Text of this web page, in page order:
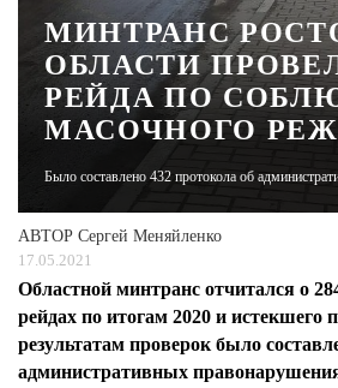
МИНТРАНС
ОБЛАСТИ ПРОВЕЛ
РЕЙДА ПО
МАСОЧНОГО
Было составлено 432 протокола об
АВТОР Сергей Меняйленко
17.05.2021
Областной минтранс отчитался о
рейдах по итогам 2020 и истекшего
результатам проверок было
административных